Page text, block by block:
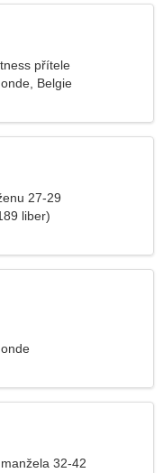
přítele
Belgie
27-29
liber)
32-42